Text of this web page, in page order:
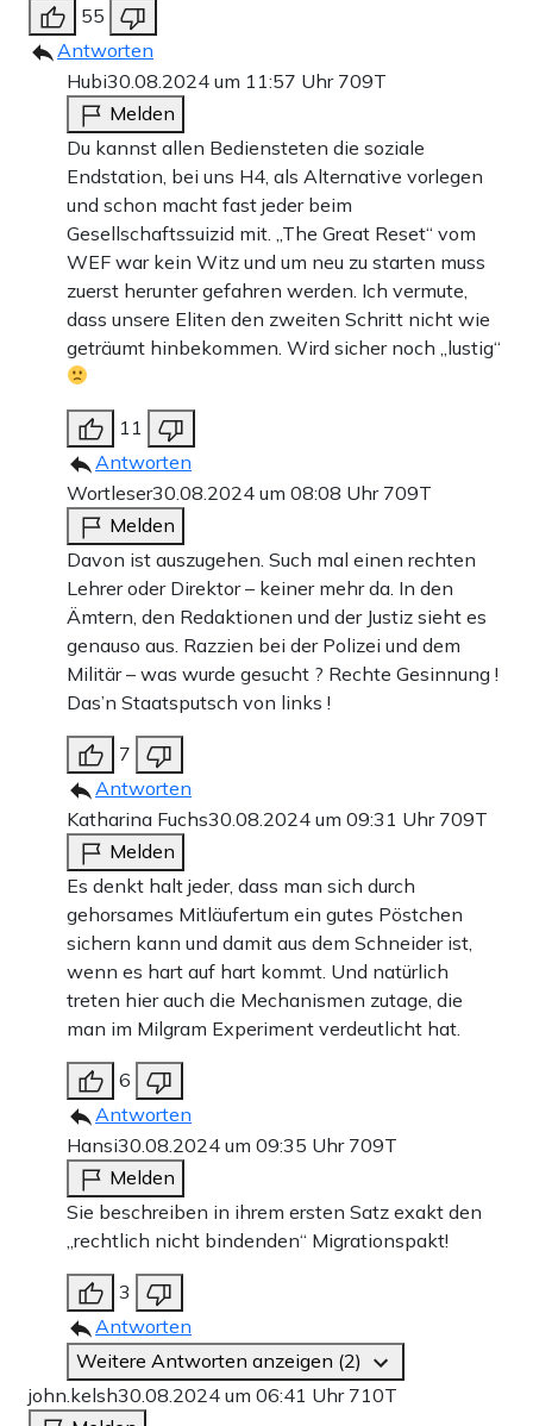
55
Antworten
Hubi30.08.2024 um 11:57 Uhr 709T
Melden
Du kannst allen Bediensteten die soziale
Endstation, bei uns H4, als Alternative vorlegen
und schon macht fast jeder beim
Gesellschaftssuizid mit. „The Great Reset“ vom
WEF war kein Witz und um neu zu starten muss
zuerst herunter gefahren werden. Ich vermute,
dass unsere Eliten den zweiten Schritt nicht wie
geträumt hinbekommen. Wird sicher noch „lustig“
11
Antworten
Wortleser30.08.2024 um 08:08 Uhr 709T
Melden
Davon ist auszugehen. Such mal einen rechten
Lehrer oder Direktor – keiner mehr da. In den
Ämtern, den Redaktionen und der Justiz sieht es
genauso aus. Razzien bei der Polizei und dem
Militär – was wurde gesucht ? Rechte Gesinnung !
Das’n Staatsputsch von links !
7
Antworten
Katharina Fuchs30.08.2024 um 09:31 Uhr 709T
Melden
Es denkt halt jeder, dass man sich durch
gehorsames Mitläufertum ein gutes Pöstchen
sichern kann und damit aus dem Schneider ist,
wenn es hart auf hart kommt. Und natürlich
treten hier auch die Mechanismen zutage, die
man im Milgram Experiment verdeutlicht hat.
6
Antworten
Hansi30.08.2024 um 09:35 Uhr 709T
Melden
Sie beschreiben in ihrem ersten Satz exakt den
„rechtlich nicht bindenden“ Migrationspakt!
3
Antworten
Weitere Antworten anzeigen (2)
john.kelsh30.08.2024 um 06:41 Uhr 710T